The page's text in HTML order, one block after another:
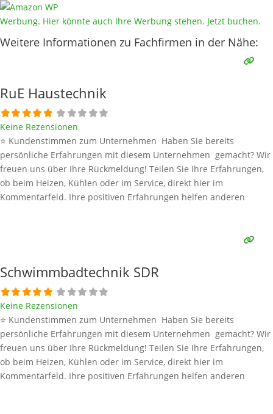
Werbung. Hier könnte auch Ihre Werbung stehen. Jetzt buchen.
Weitere Informationen zu Fachfirmen in der Nähe:
RuE Haustechnik
Keine Rezensionen
⭐ Kundenstimmen zum Unternehmen Haben Sie bereits
persönliche Erfahrungen mit diesem Unternehmen gemacht? Wir
freuen uns über Ihre Rückmeldung! Teilen Sie Ihre Erfahrungen,
ob beim Heizen, Kühlen oder im Service, direkt hier im
Kommentarfeld. Ihre positiven Erfahrungen helfen anderen
Schwimmbadtechnik SDR
Keine Rezensionen
⭐ Kundenstimmen zum Unternehmen Haben Sie bereits
persönliche Erfahrungen mit diesem Unternehmen gemacht? Wir
freuen uns über Ihre Rückmeldung! Teilen Sie Ihre Erfahrungen,
ob beim Heizen, Kühlen oder im Service, direkt hier im
Kommentarfeld. Ihre positiven Erfahrungen helfen anderen